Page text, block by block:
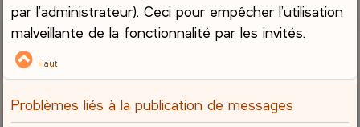
par l’administrateur). Ceci pour empêcher l’utilisation
malveillante de la fonctionnalité par les invités.
Haut
Problèmes liés à la publication de messages